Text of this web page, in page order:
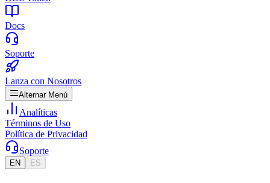
Docs
Soporte
Lanza con Nosotros
Alternar Menú
Analíticas
Términos de Uso
Política de Privacidad
Soporte
EN ES